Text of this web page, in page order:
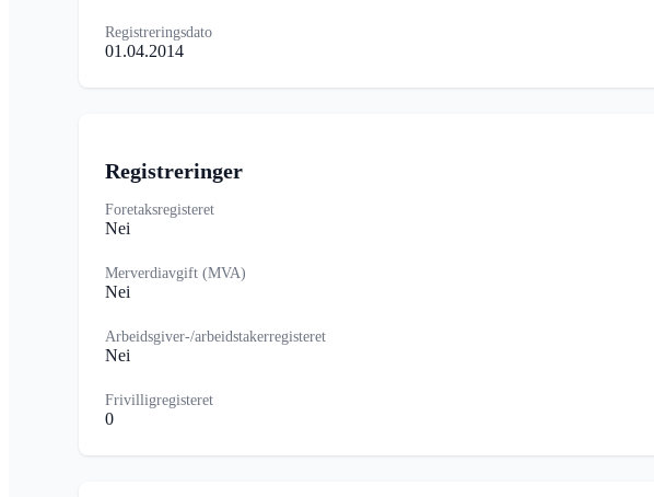
Registreringsdato
01.04.2014
Registreringer
Foretaksregisteret
Nei
Merverdiavgift (MVA)
Nei
Arbeidsgiver-/arbeidstakerregisteret
Nei
Frivilligregisteret
0